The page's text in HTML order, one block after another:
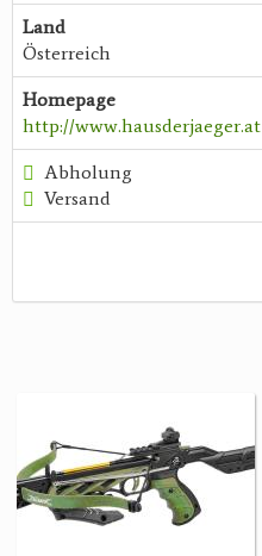
Land
Österreich
Homepage
http://www.hausderjaeger.at
Abholung
Versand